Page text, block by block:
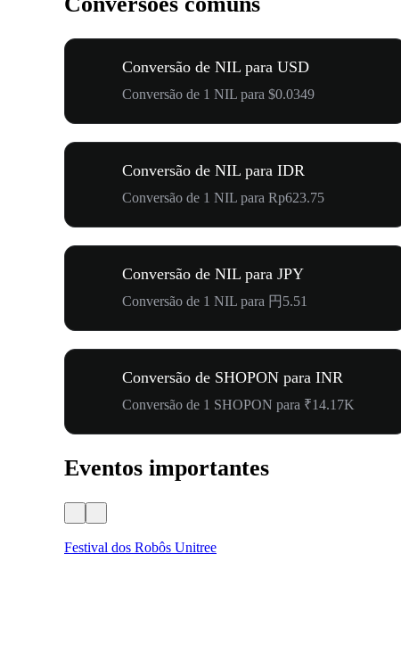
Conversão de NIL para USD
Conversão de 1 NIL para $0.0349
Conversão de NIL para IDR
Conversão de 1 NIL para Rp623.75
Conversão de NIL para JPY
Conversão de 1 NIL para 円5.51
Conversão de SHOPON para INR
Conversão de 1 SHOPON para ₹14.17K
Eventos importantes
Festival dos Robôs Unitree